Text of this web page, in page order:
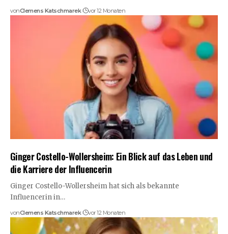
vonClemens Katschmarek vor 12 Monaten
Ginger Costello-Wollersheim: Ein Blick auf das Leben und
die Karriere der Influencerin
Ginger Costello-Wollersheim hat sich als bekannte
Influencerin in…
vonClemens Katschmarek vor 12 Monaten